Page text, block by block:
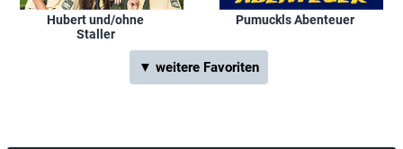
Hubert und/ohne
Staller
Pumuckls Abenteuer
▼ weitere Favoriten